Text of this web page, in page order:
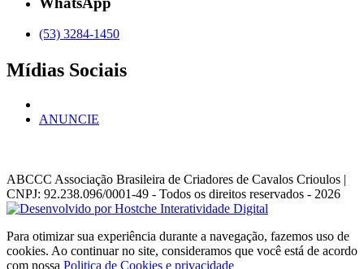
(53) 3284-1450
Mídias Sociais
ANUNCIE
ABCCC Associação Brasileira de Criadores de Cavalos Crioulos |
CNPJ: 92.238.096/0001-49 - Todos os direitos reservados - 2026
Para otimizar sua experiência durante a navegação, fazemos uso de
cookies. Ao continuar no site, consideramos que você está de acordo
com nossa Politica de Cookies e privacidade